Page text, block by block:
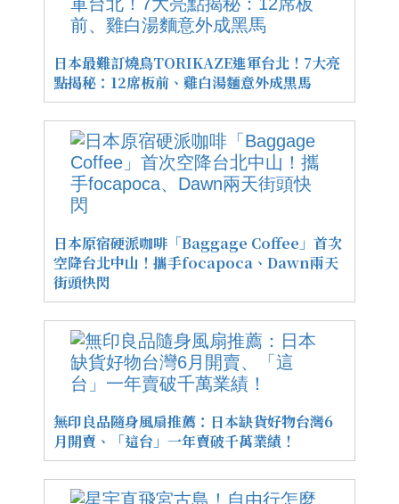
日本最難訂燒鳥TORIKAZE進軍台北！7大亮
點揭秘：12席板前、雞白湯麵意外成黑馬
日本原宿硬派咖啡「Baggage Coffee」首次
空降台北中山！攜手focapoca、Dawn兩天
街頭快閃
無印良品隨身風扇推薦：日本缺貨好物台灣6
月開賣、「這台」一年賣破千萬業績！